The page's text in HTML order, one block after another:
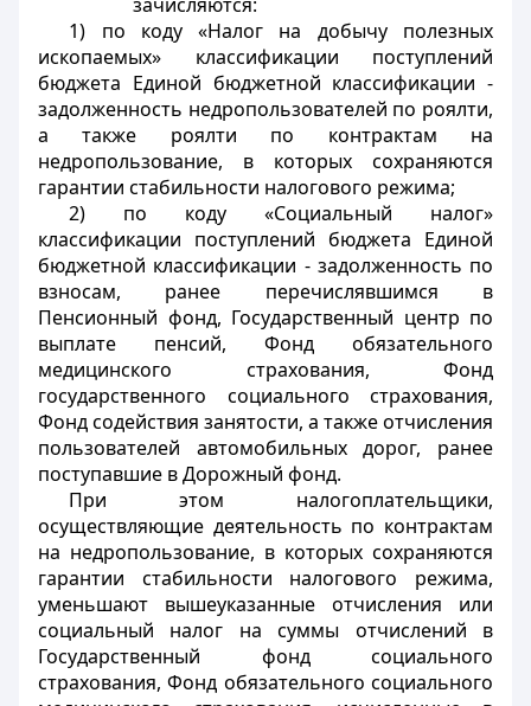
1) по коду «Налог на добычу полезных
ископаемых» классификации поступлений
бюджета Единой бюджетной классификации -
задолженность недропользователей по роялти,
а также роялти по контрактам на
недропользование, в которых сохраняются
гарантии стабильности налогового режима;
2) по коду «Социальный налог»
классификации поступлений бюджета Единой
бюджетной классификации - задолженность по
взносам, ранее перечислявшимся в
Пенсионный фонд, Государственный центр по
выплате пенсий, Фонд обязательного
медицинского страхования, Фонд
государственного социального страхования,
Фонд содействия занятости, а также отчисления
пользователей автомобильных дорог, ранее
поступавшие в Дорожный фонд.
При этом налогоплательщики,
осуществляющие деятельность по контрактам
на недропользование, в которых сохраняются
гарантии стабильности налогового режима,
уменьшают вышеуказанные отчисления или
социальный налог на суммы отчислений в
Государственный фонд социального
страхования, Фонд обязательного социального